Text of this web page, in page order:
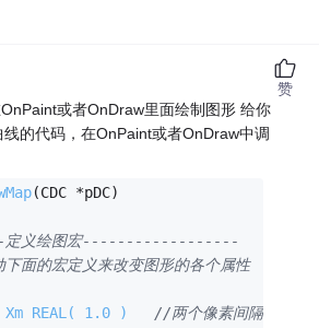
或者OnDraw里面绘制图形 给你
的代码，在OnPaint或者OnDraw中调
(CDC *pDC)
义绘图宏------------------
面的宏定义来改变图形的各个属性
Xm REAL( 1.0 )
//两个像素间隔为1秒
赞